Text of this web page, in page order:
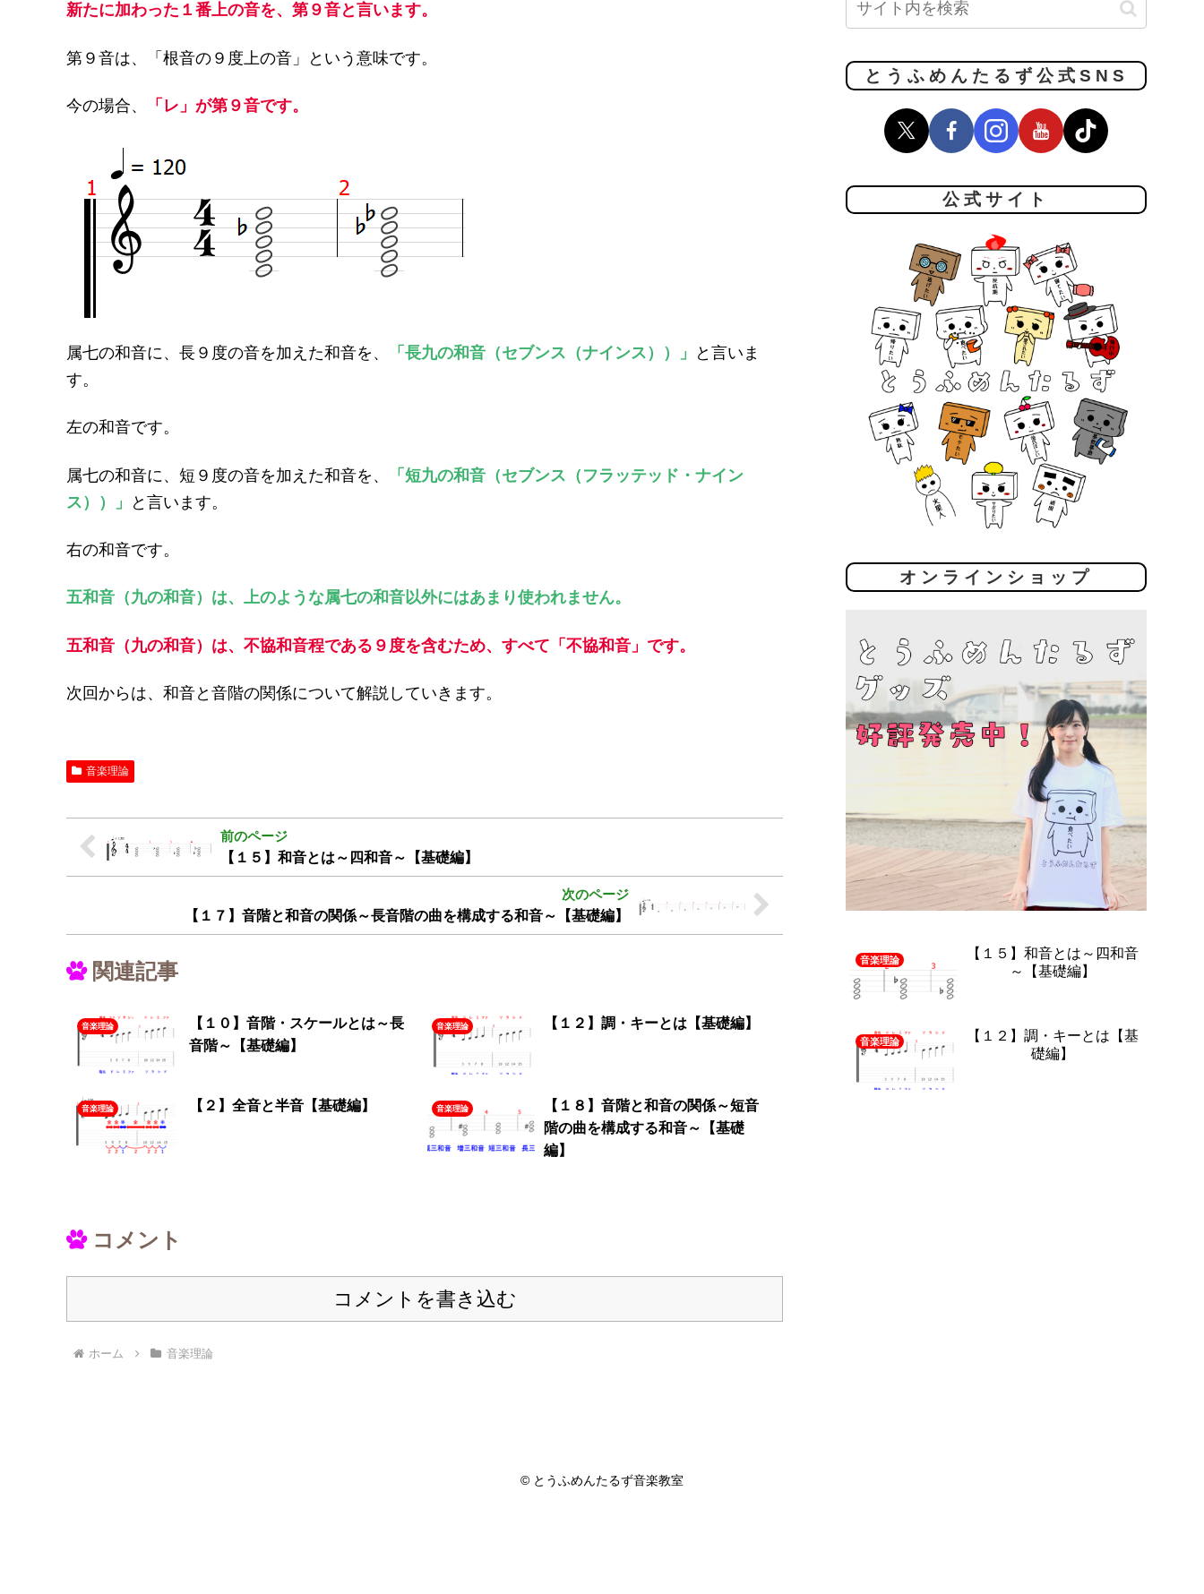
新たに加わった１番上の音を、第９音と言います。
第９音は、「根音の９度上の音」という意味です。
今の場合、 「レ」が第９音です。
属七の和音に、長９度の音を加えた和音を、 「長九の和音（セブンス（ナインス））」
と言いま
す。
左の和音です。
属七の和音に、短９度の音を加えた和音を、
「短九の和音（セブンス（フラッテッド・ナイン
ス））」
と言います。
右の和音です。
五和音（九の和音）は、上のような属七の和音以外にはあまり使われません。
五和音（九の和音）は、不協和音程である９度を含むため、すべて「不協和音」です。
次回からは、和音と音階の関係について解説していきます。
音楽理論
【１７】音階と和音の関係～長音階の曲を構成する和音～【基礎編】
【１５】和音とは～四和音～【基礎編】
関連記事
音楽理論
【１０】音階・スケールとは～長
音階～【基礎編】
音楽理論 【１２】調・キーとは【基礎編】
音楽理論 【２】全音と半音【基礎編】 音楽理論
【１８】音階と和音の関係～短音
階の曲を構成する和音～【基礎
編】
コメント
コメントを書き込む
ホーム 音楽理論
とうふめんたるず公式SNS
公式サイト
オンラインショップ
音楽理論
【１５】和音とは～四和音
～【基礎編】
音楽理論
【１２】調・キーとは【基
礎編】
© とうふめんたるず音楽教室